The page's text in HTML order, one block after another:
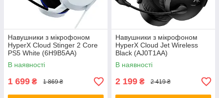
Навушники з мікрофоном
HyperX Cloud Stinger 2 Core
PS5 White (6H9B5AA)
В наявності
1 699 ₴ 1 869 ₴
Навушники з мікрофоном
HyperX Cloud Jet Wireless
Black (AJ0T1AA)
В наявності
2 199 ₴ 2 419 ₴